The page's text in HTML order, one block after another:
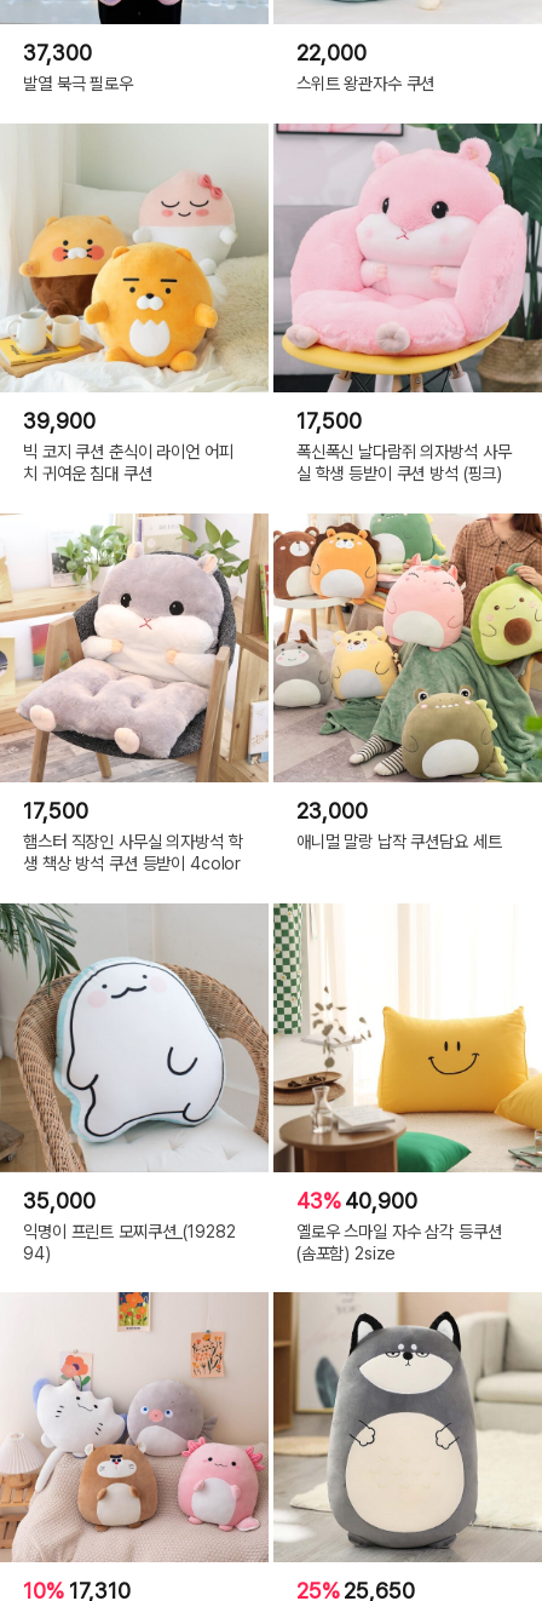
37,300
발열 북극 필로우
22,000
스위트 왕관자수 쿠션
39,900
빅 코지 쿠션 춘식이 라이언 어피
치 귀여운 침대 쿠션
17,500
폭신폭신 날다람쥐 의자방석 사무
실 학생 등받이 쿠션 방석 (핑크)
17,500
햄스터 직장인 사무실 의자방석 학
생 책상 방석 쿠션 등받이 4color
23,000
애니멀 말랑 납작 쿠션담요 세트
35,000
익명이 프린트 모찌쿠션_(19282
94)
43%40,900
옐로우 스마일 자수 삼각 등쿠션
(솜포함) 2size
10% 17,310 25%25,650